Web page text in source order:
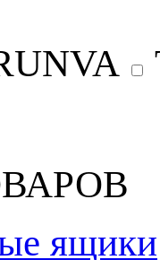
ящики